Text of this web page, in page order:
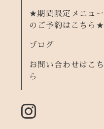
★期間限定メニュー
のご予約はこちら★
ブログ
お問い合わせはこち
ら